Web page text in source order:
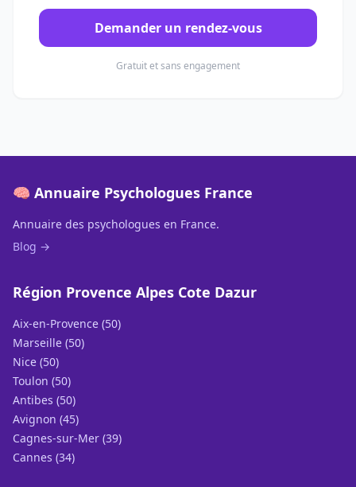
Demander un rendez-vous
Gratuit et sans engagement
🧠 Annuaire Psychologues France
Annuaire des psychologues en France.
Blog →
Région Provence Alpes Cote Dazur
Aix-en-Provence (50)
Marseille (50)
Nice (50)
Toulon (50)
Antibes (50)
Avignon (45)
Cagnes-sur-Mer (39)
Cannes (34)